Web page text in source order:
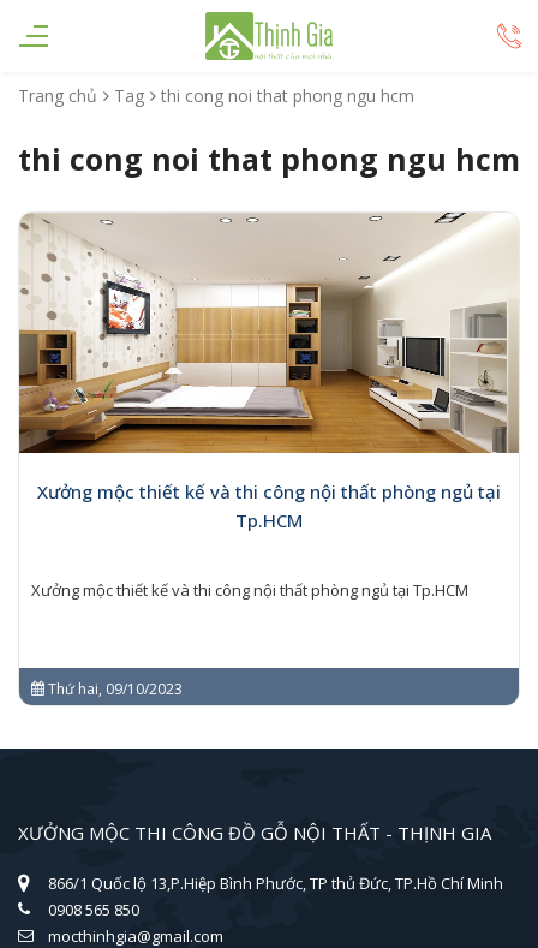
Trang chủ Tag thi cong noi that phong ngu hcm
thi cong noi that phong ngu hcm
Xưởng mộc thiết kế và thi công nội thất phòng ngủ tại
Tp.HCM
Xưởng mộc thiết kế và thi công nội thất phòng ngủ tại Tp.HCM
Thứ hai, 09/10/2023
XƯỞNG MỘC THI CÔNG ĐỒ GỖ NỘI THẤT - THỊNH GIA
866/1 Quốc lộ 13,P.Hiệp Bình Phước, TP thủ Đức, TP.Hồ Chí Minh
0908 565 850
mocthinhgia@gmail.com